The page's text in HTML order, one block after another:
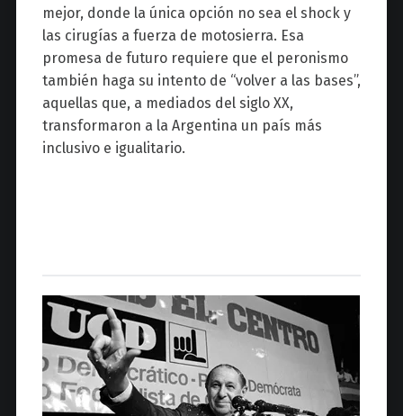
mejor, donde la única opción no sea el shock y
las cirugías a fuerza de motosierra. Esa
promesa de futuro requiere que el peronismo
también haga su intento de “volver a las bases”,
aquellas que, a mediados del siglo XX,
transformaron a la Argentina un país más
inclusivo e igualitario.